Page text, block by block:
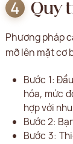
Quy
Phương pháp
mỡ lên mặt cơ
Bước 1:
hóa, mức
hợp với
Bước 2:
Bước 3: